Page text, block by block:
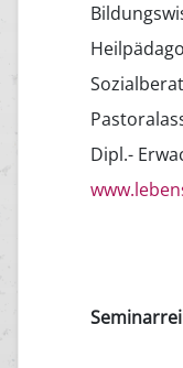
Dipl.-